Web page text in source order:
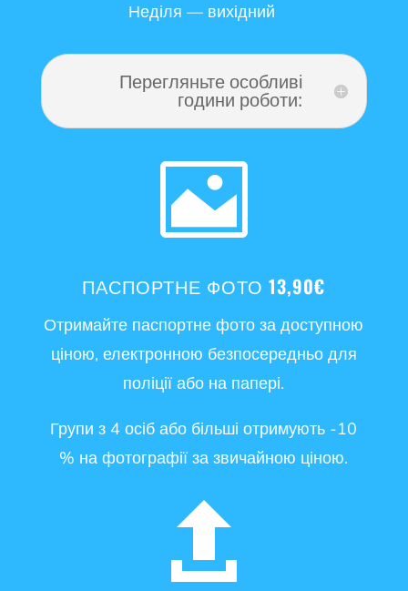
Неділя — вихідний
Перегляньте особливі
години роботи:

ПАСПОРТНЕ ФОТО 13,90€
Отримайте паспортне фото за доступною
ціною, електронною безпосередньо для
поліції або на папері.
Групи з 4 осіб або більші отримують -10
% на фотографії за звичайною ціною.
